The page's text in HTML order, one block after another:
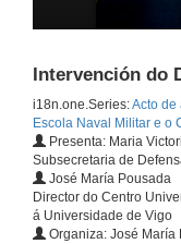
Intervención do
i18n.one.Series:Acto de
Escola Naval Militar e o
Presenta: Maria
Subsecretaria de
José María Pousada
Director do Centro
á Universidade de Vigo
Organiza: José María